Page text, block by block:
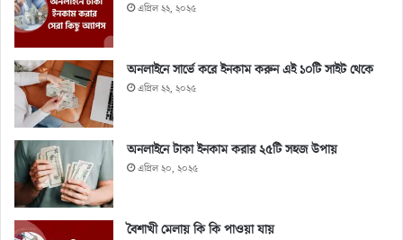
এপ্রিল ২২, ২০২৫
অনলাইনে সার্ভে করে ইনকাম করুন এই ১০টি সাইট থেকে
এপ্রিল ২২, ২০২৫
অনলাইনে টাকা ইনকাম করার ২৫টি সহজ উপায়
এপ্রিল ২০, ২০২৫
বৈশাখী মেলায় কি কি পাওয়া যায়